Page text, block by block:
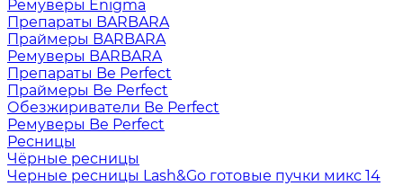
Ремуверы Enigma
Препараты BARBARA
Праймеры BARBARA
Ремуверы BARBARA
Препараты Be Perfect
Праймеры Be Perfect
Обезжириватели Be Perfect
Ремуверы Be Perfect
Ресницы
Чёрные ресницы
Черные ресницы Lash&Go готовые пучки микс 14